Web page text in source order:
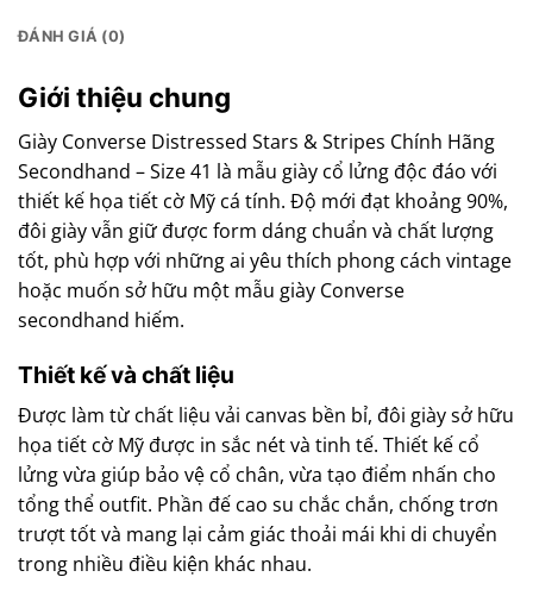
ĐÁNH GIÁ (0)
Giới thiệu chung
Giày Converse Distressed Stars & Stripes Chính Hãng
Secondhand – Size 41 là mẫu giày cổ lửng độc đáo với
thiết kế họa tiết cờ Mỹ cá tính. Độ mới đạt khoảng 90%,
đôi giày vẫn giữ được form dáng chuẩn và chất lượng
tốt, phù hợp với những ai yêu thích phong cách vintage
hoặc muốn sở hữu một mẫu giày Converse
secondhand hiếm.
Thiết kế và chất liệu
Được làm từ chất liệu vải canvas bền bỉ, đôi giày sở hữu
họa tiết cờ Mỹ được in sắc nét và tinh tế. Thiết kế cổ
lửng vừa giúp bảo vệ cổ chân, vừa tạo điểm nhấn cho
tổng thể outfit. Phần đế cao su chắc chắn, chống trơn
trượt tốt và mang lại cảm giác thoải mái khi di chuyển
trong nhiều điều kiện khác nhau.